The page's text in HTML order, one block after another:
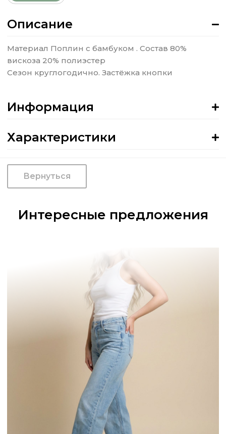
Описание
Материал Поплин с бамбуком . Состав 80%
вискоза 20% полиэстер
Сезон круглогодично. Застёжка кнопки
Информация
Характеристики
Вернуться
Интересные предложения